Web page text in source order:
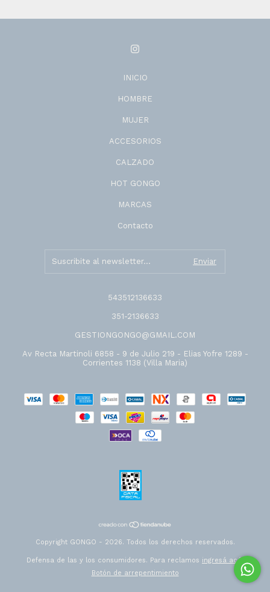
INICIO
HOMBRE
MUJER
ACCESORIOS
CALZADO
HOT GONGO
MARCAS
Contacto
543512136633
351-2136633
GESTIONGONGO@GMAIL.COM
Av Recta Martinoli 6858 - 9 de Julio 219 - Elias Yofre 1289 -
Corrientes 1138 (Villa Maria)
Copyright GONGO - 2026. Todos los derechos reservados.
Defensa de las y los consumidores. Para reclamos ingresá acá.
Botón de arrepentimiento